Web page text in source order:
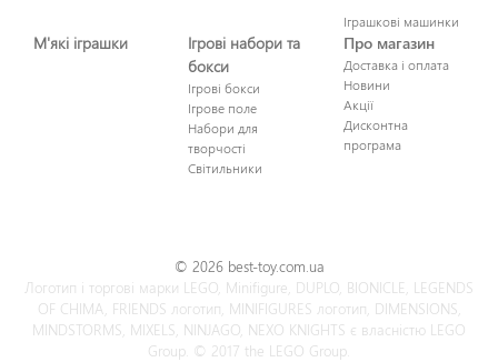
Іграшкові машинки
М'які іграшки
Ігрові набори та
бокси
Ігрові бокси
Ігрове поле
Набори для
творчості
Світильники
Про магазин
Доставка і оплата
Новини
Акції
Дисконтна
програма
© 2026 best-toy.com.ua
Логотип і торгові марки LEGO, Minifigure, DUPLO, BIONICLE, LEGENDS
OF CHIMA, FRIENDS логотип, MINIFIGURES логотип, DIMENSIONS,
MINDSTORMS, MIXELS, NINJAGO, NEXO KNIGHTS є власністю LEGO
Group. © 2017 the LEGO Group.